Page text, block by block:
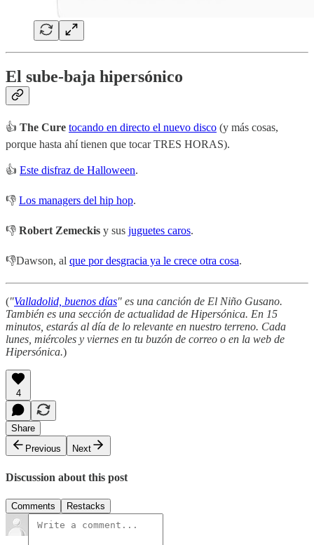
El sube-baja hipersónico
👍 The Cure tocando en directo el nuevo disco (y más cosas,
porque hasta ahí tienen que tocar TRES HORAS).
👍 Este disfraz de Halloween.
👎 Los managers del hip hop.
👎 Robert Zemeckis y sus juguetes caros.
👎Dawson, al que por desgracia ya le crece otra cosa.
("Valladolid, buenos días" es una canción de El Niño Gusano.
También es una sección de actualidad de Hipersónica. En 15
minutos, estarás al día de lo relevante en nuestro terreno. Cada
lunes, miércoles y viernes en tu buzón de correo o en la web de
Hipersónica.)
4
Share
Previous
Next
Discussion about this post
Comments Restacks